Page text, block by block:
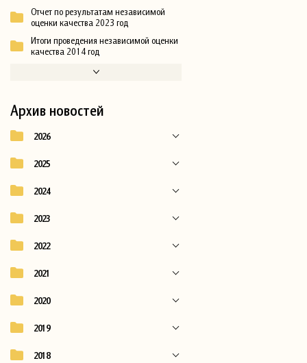
Отчет по результатам независимой
оценки качества 2023 год
Итоги проведения независимой оценки
качества 2014 год
Архив новостей
2026
2025
2024
2023
2022
2021
2020
2019
2018